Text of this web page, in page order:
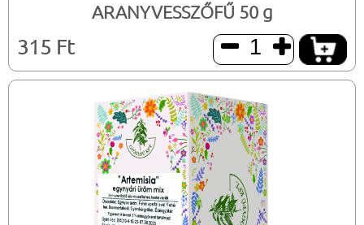
ARANYVESSZŐFŰ 50 g
315 Ft  